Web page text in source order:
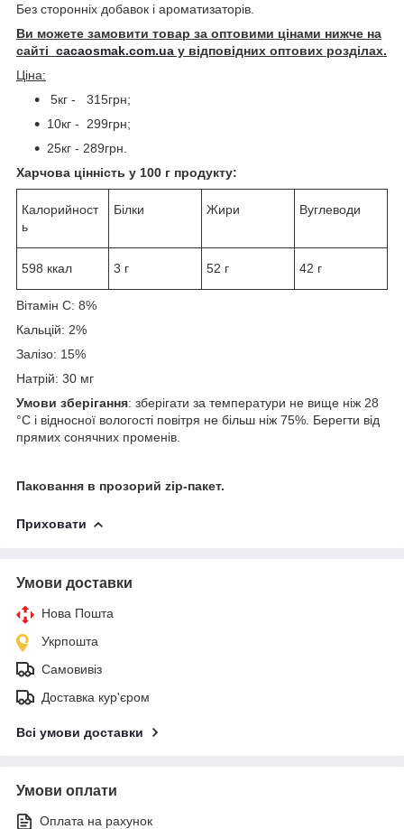
Без сторонніх добавок і ароматизаторів.
Ви можете замовити товар за оптовими цінами нижче на
сайті cacaosmak.com.ua у відповідних оптових розділах.
Ціна:
5кг - 315грн;
10кг - 299грн;
25кг - 289грн.
Харчова цінність у 100 г продукту:
Калорийност
ь
Білки Жири Вуглеводи
598 ккал 3 г 52 г 42 г
Вітамін С: 8%
Кальцій: 2%
Залізо: 15%
Натрій: 30 мг
Умови зберігання: зберігати за температури не вище ніж 28
°C і відносної вологості повітря не більш ніж 75%. Берегти від
прямих сонячних променів.
Паковання в прозорий zip-пакет.
Приховати
Умови доставки
Нова Пошта
Укрпошта
Самовивіз
Доставка кур'єром
Всі умови доставки
Умови оплати
Оплата на рахунок